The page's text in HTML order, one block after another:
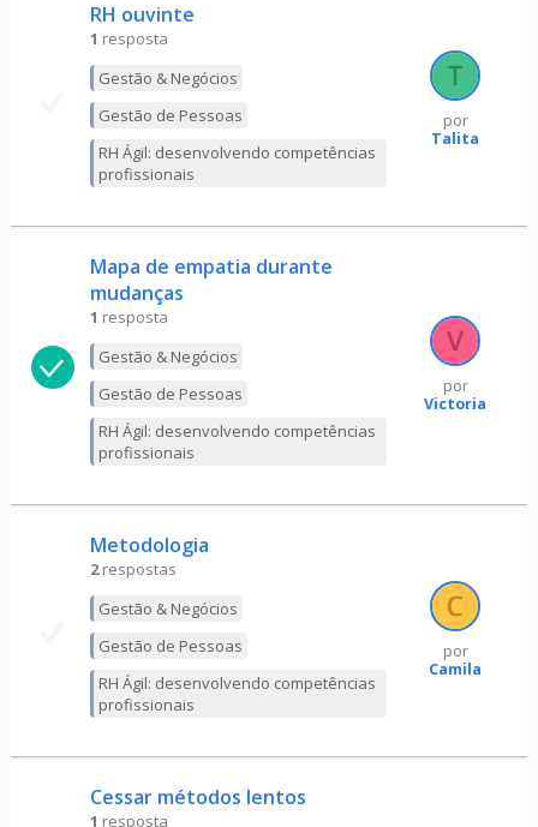
RH ouvinte
1 resposta
Gestão & Negócios
Gestão de Pessoas
RH Ágil: desenvolvendo competências
profissionais
por
Talita
Mapa de empatia durante
mudanças
1 resposta
Gestão & Negócios
Gestão de Pessoas
RH Ágil: desenvolvendo competências
profissionais
por
Victoria
Metodologia
2 respostas
Gestão & Negócios
Gestão de Pessoas
RH Ágil: desenvolvendo competências
profissionais
por
Camila
Cessar métodos lentos
1 resposta